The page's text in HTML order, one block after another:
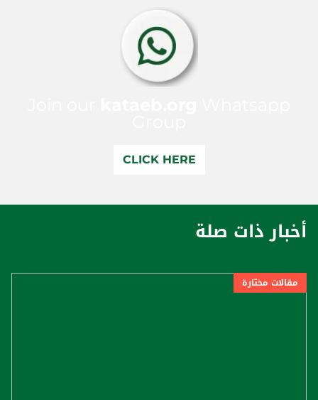
CLICK HERE
أخبار ذات صلة
مقالات مختارة